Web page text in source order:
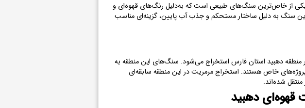
از خاص‌ترین سنگ‌های طبیعی است که به‌دلیل رنگ‌های قهوه‌ای و
سنگ به دلیل ساختار مستحکم و جذب آب پایین، گزینه‌ای مناسب
منطقه دهبید استان فارس استخراج می‌شود. سنگ‌های این منطقه به
پروژه‌های خاص هستند. استخراج مرمریت در این منطقه سابقه‌ای
شده‌اند.
دهبید